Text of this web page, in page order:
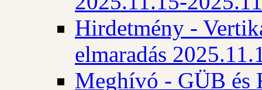
Hirdetmény -
elmaradás
Meghívó - GÜB és